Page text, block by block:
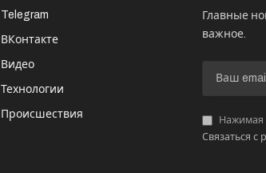
Telegram
ВКонтакте
Видео
Технологии
Происшествия
Главные
важное.
Нажимая
Связаться с